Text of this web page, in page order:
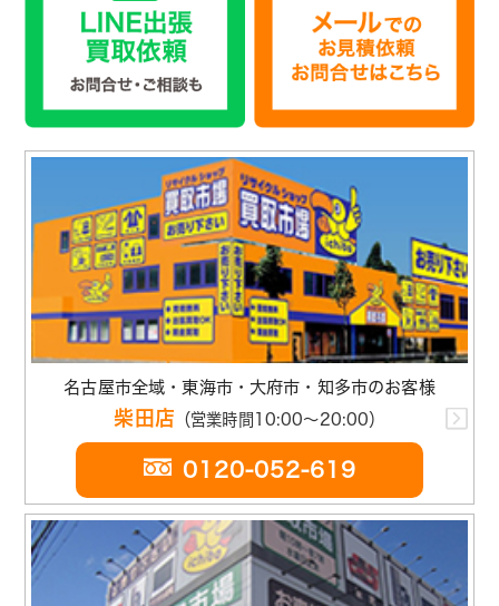
名古屋市全域・東海市・大府市・知多市のお客様
柴田店 （営業時間10:00～20:00）
0120-052-619